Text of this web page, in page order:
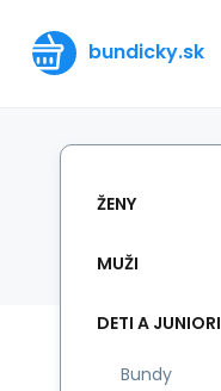
bundicky.sk
ŽENY
MUŽI
DETI A JUNIORI
Bundy